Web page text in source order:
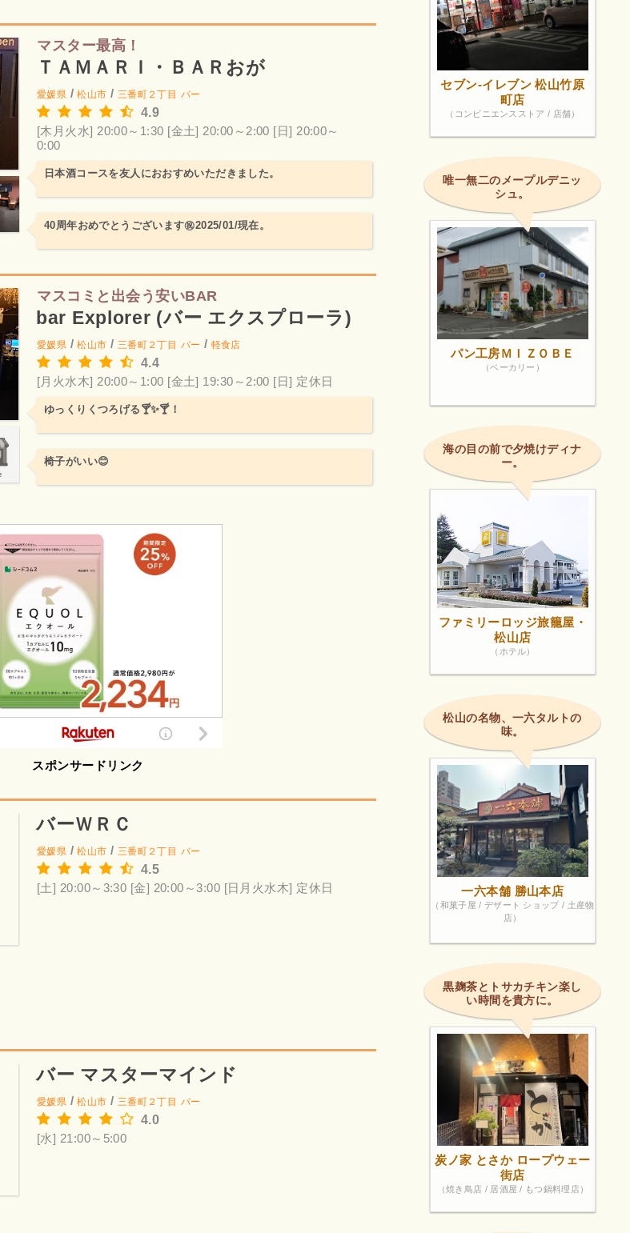
マスター最高！
ＴＡＭＡＲＩ・ＢＡＲおが
愛媛県 /松山市 / 三番町２丁目 バー
4.9
[木月火水] 20:00～1:30 [金土] 20:00～2:00 [日] 20:00～
0:00
日本酒コースを友人におおすめいただきました。
40周年おめでとうございます㊗️2025/01/現在。
マスコミと出会う安いBAR
bar Explorer (バー エクスプローラ)
愛媛県 /松山市 / 三番町２丁目 バー / 軽食店
4.4
[月火水木] 20:00～1:00 [金土] 19:30～2:00 [日] 定休日
ゆっくりくつろげる🍸️✨🍸️！
椅子がいい😊
スポンサードリンク
バーＷＲＣ
愛媛県 /松山市 / 三番町２丁目 バー
4.5
[土] 20:00～3:30 [金] 20:00～3:00 [日月火水木] 定休日
バー マスターマインド
愛媛県 /松山市 / 三番町２丁目 バー
4.0
[水] 21:00～5:00
セブン-イレブン 松山竹原
町店
（コンビニエンスストア / 店舗）
唯一無二のメープルデニッ
シュ。
パン工房ＭＩＺＯＢＥ
（ベーカリー）
海の目の前で夕焼けディナ
ー。
ファミリーロッジ旅籠屋・
松山店
（ホテル）
松山の名物、一六タルトの
味。
一六本舗 勝山本店
（和菓子屋 / デザート ショップ / 土産物
店）
黒麹茶とトサカチキン楽し
い時間を貴方に。
炭ノ家 とさか ロープウェー
街店
（焼き鳥店 / 居酒屋 / もつ鍋料理店）